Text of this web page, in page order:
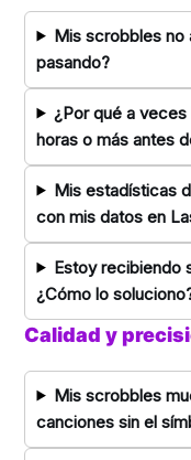
Mis scrobbles no
pasando?
¿Por qué a
horas o más antes
Mis estadísticas
con mis datos en
Estoy recibiendo
¿Cómo lo
Calidad y
Mis scrobbles
canciones sin el